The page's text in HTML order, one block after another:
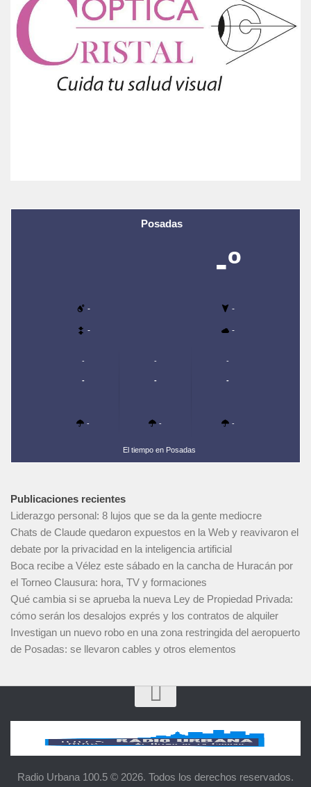
Posadas
-º
- -
- -
-
-
-
-
-
-
-
-
-
El tiempo en Posadas
Publicaciones recientes
Liderazgo personal: 8 lujos que se da la gente mediocre
Chats de Claude quedaron expuestos en la Web y reavivaron el
debate por la privacidad en la inteligencia artificial
Boca recibe a Vélez este sábado en la cancha de Huracán por
el Torneo Clausura: hora, TV y formaciones
Qué cambia si se aprueba la nueva Ley de Propiedad Privada:
cómo serán los desalojos exprés y los contratos de alquiler
Investigan un nuevo robo en una zona restringida del aeropuerto
de Posadas: se llevaron cables y otros elementos
Radio Urbana 100.5 © 2026. Todos los derechos reservados.